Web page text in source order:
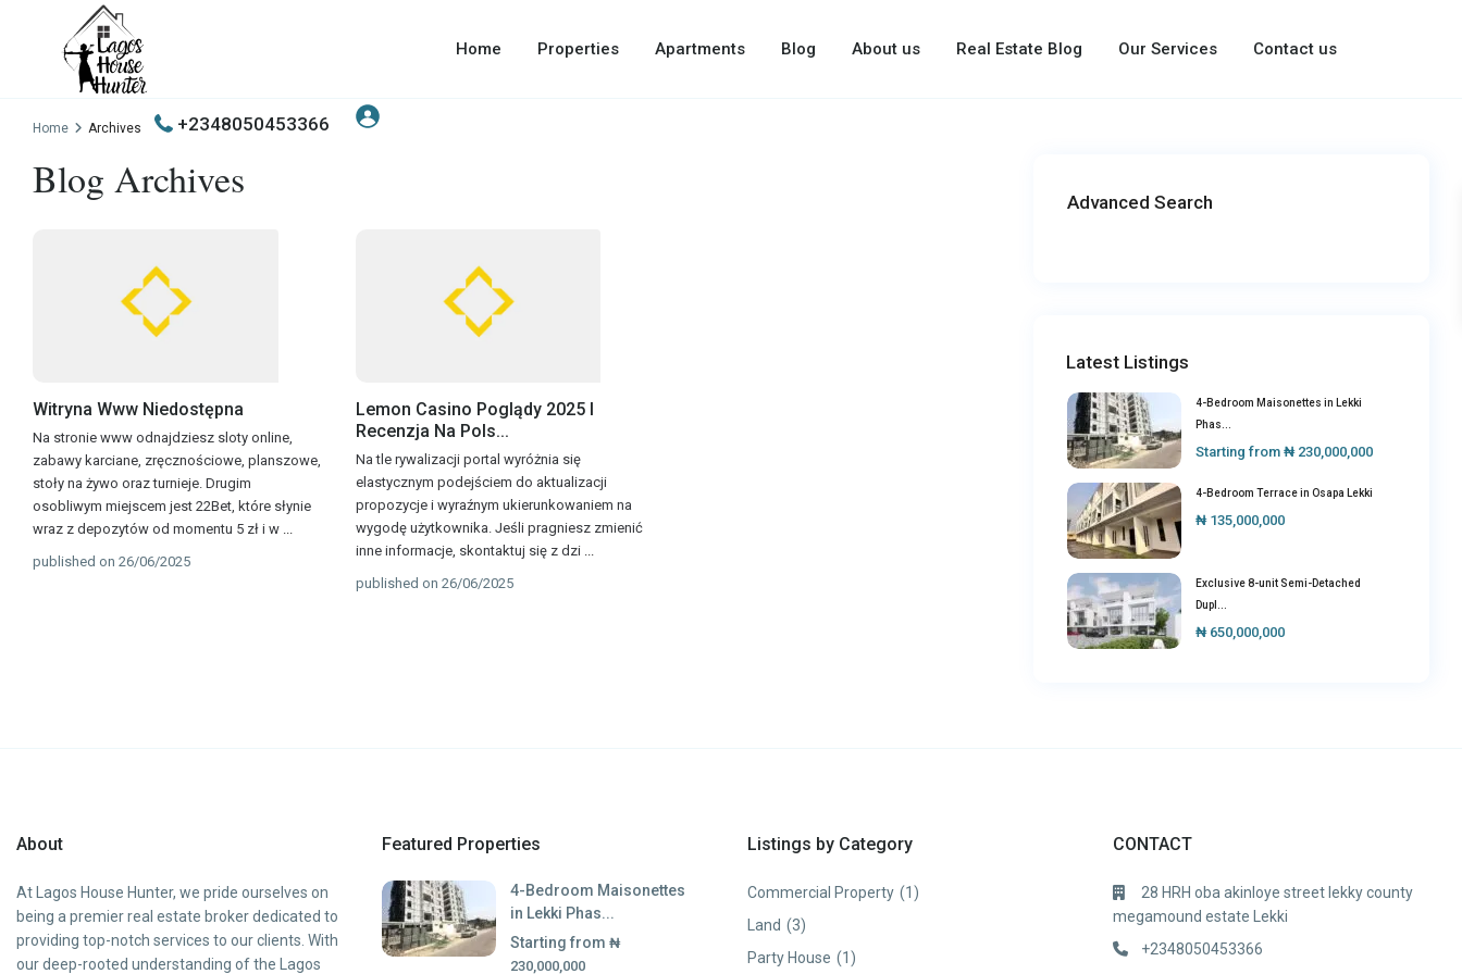
Home Properties Apartments Blog About us Real Estate Blog Our Services Contact us
+2348050453366
Home Archives
Blog Archives
Witryna Www Niedostępna
Na stronie www odnajdziesz sloty online,
zabawy karciane, zręcznościowe, planszowe,
stoły na żywo oraz turnieje. Drugim
osobliwym miejscem jest 22Bet, które słynie
wraz z depozytów od momentu 5 zł i w ...
published on 26/06/2025
Lemon Casino Poglądy 2025 I
Recenzja Na Pols...
Na tle rywalizacji portal wyróżnia się
elastycznym podejściem do aktualizacji
propozycje i wyraźnym ukierunkowaniem na
wygodę użytkownika. Jeśli pragniesz zmienić
inne informacje, skontaktuj się z dzi ...
published on 26/06/2025
Advanced Search
Latest Listings
4-Bedroom Maisonettes in Lekki
Phas...
Starting from₦ 230,000,000
4-Bedroom Terrace in Osapa Lekki
₦ 135,000,000
Exclusive 8-unit Semi-Detached
Dupl...
₦ 650,000,000
About
At Lagos House Hunter, we pride ourselves on
being a premier real estate broker dedicated to
providing top-notch services to our clients. With
our deep-rooted understanding of the Lagos
Featured Properties
4-Bedroom Maisonettes
in Lekki Phas...
Starting from ₦
230,000,000
Listings by Category
Commercial Property (1)
Land (3)
Party House (1)
CONTACT
28 HRH oba akinloye street lekky county
megamound estate Lekki
+2348050453366